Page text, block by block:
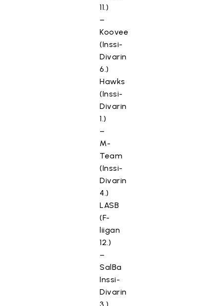
11.)
–
Koovee
(Inssi-
Divarin
6.)
Hawks
(Inssi-
Divarin
1.)
–
M-
Team
(Inssi-
Divarin
4.)
LASB
(F-
liigan
12.)
–
SalBa
Inssi-
Divarin